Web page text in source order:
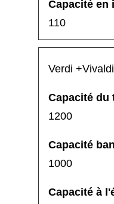
110
Verdi +Vivaldi
1200
1000